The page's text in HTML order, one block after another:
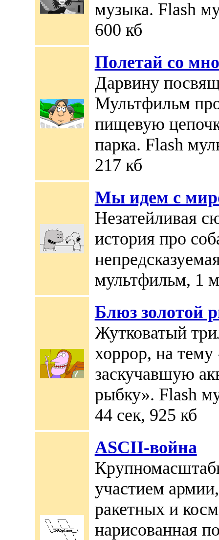
музыка. Flash
600 кб
Полетай со
Дарвину
Мультфильм
пищевую
парка. Flash
217 кб
Мы идем с
Незатейливая
история про
мультфильм, 1
Блюз золотой
Жутковатый
хоррор, на тему
заскучавшую
рыбку». Flash
44 сек, 925 кб
ASCII-война
участием
ракетных и
нарисованная